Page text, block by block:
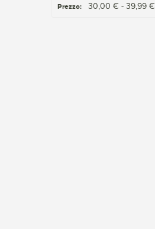
Prezzo: 30,00 € - 39,99 €